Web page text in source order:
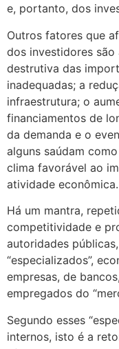
e, portanto, dos
Outros fatores que
dos investidores
destrutiva das
inadequadas; a
infraestrutura; o
financiamentos de
da demanda e o
alguns saúdam
clima favorável ao
atividade econômica.
Há um mantra,
competitividade e
autoridades
“especializados”,
empresas, de
empregados do
Segundo esses
internos, isto é a